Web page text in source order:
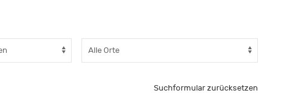
Suchformular zurücksetzen